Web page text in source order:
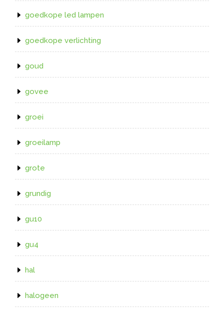
goedkope led lampen
goedkope verlichting
goud
govee
groei
groeilamp
grote
grundig
gu10
gu4
hal
halogeen